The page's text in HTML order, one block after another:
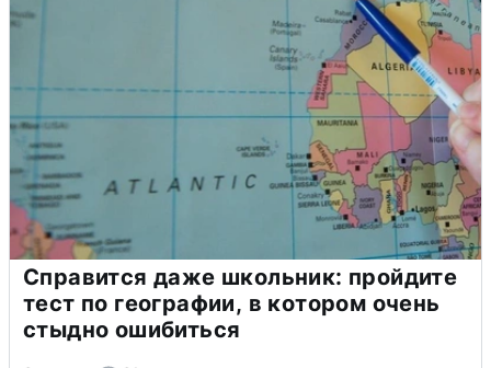
Справится даже школьник: пройдите
тест по географии, в котором очень
стыдно ошибиться